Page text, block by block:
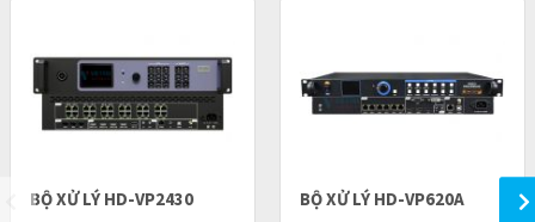
BỘ XỬ LÝ HD-VP2430 BỘ XỬ LÝ HD-VP620A